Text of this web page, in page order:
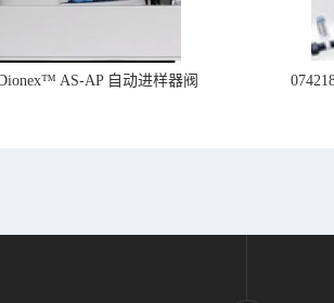
AS-AP 自动进样器阀